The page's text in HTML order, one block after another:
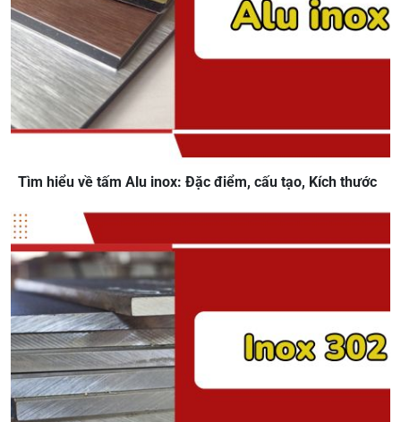
Tìm hiểu về tấm Alu inox: Đặc điểm, cấu tạo, Kích thước